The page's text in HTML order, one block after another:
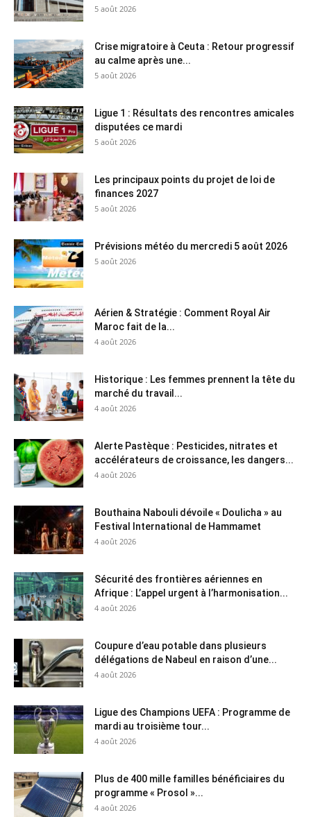
5 août 2026
Crise migratoire à Ceuta : Retour progressif
au calme après une...
5 août 2026
Ligue 1 : Résultats des rencontres amicales
disputées ce mardi
5 août 2026
Les principaux points du projet de loi de
finances 2027
5 août 2026
Prévisions météo du mercredi 5 août 2026
5 août 2026
Aérien & Stratégie : Comment Royal Air
Maroc fait de la...
4 août 2026
Historique : Les femmes prennent la tête du
marché du travail...
4 août 2026
Alerte Pastèque : Pesticides, nitrates et
accélérateurs de croissance, les dangers...
4 août 2026
Bouthaina Nabouli dévoile « Doulicha » au
Festival International de Hammamet
4 août 2026
Sécurité des frontières aériennes en
Afrique : L’appel urgent à l’harmonisation...
4 août 2026
Coupure d’eau potable dans plusieurs
délégations de Nabeul en raison d’une...
4 août 2026
Ligue des Champions UEFA : Programme de
mardi au troisième tour...
4 août 2026
Plus de 400 mille familles bénéficiaires du
programme « Prosol »...
4 août 2026